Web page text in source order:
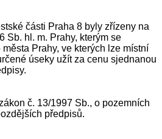
části Praha 8 byly zřízeny na
Sb. hl. m. Prahy, kterým se
Prahy, ve kterých lze místní
úseky užít za cenu sjednanou
č. 13/1997 Sb., o pozemních
předpisů.